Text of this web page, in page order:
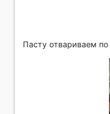
Пасту отвариваем